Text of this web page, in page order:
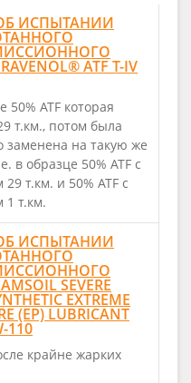
ИСПЫТАНИИ
ATF T-IV
50% ATF которая
т.км., потом была
заменена на такую же
в образце 50% ATF с
29 т.км. и 50% ATF с
1 т.км.
ИСПЫТАНИИ
SEVERE
EXTREME
(EP) LUBRICANT
110
крайне жарких